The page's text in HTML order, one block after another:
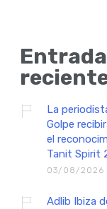
La
Golpe
el
Tanit Spirit
03/08/2026
Adlib Ibiza